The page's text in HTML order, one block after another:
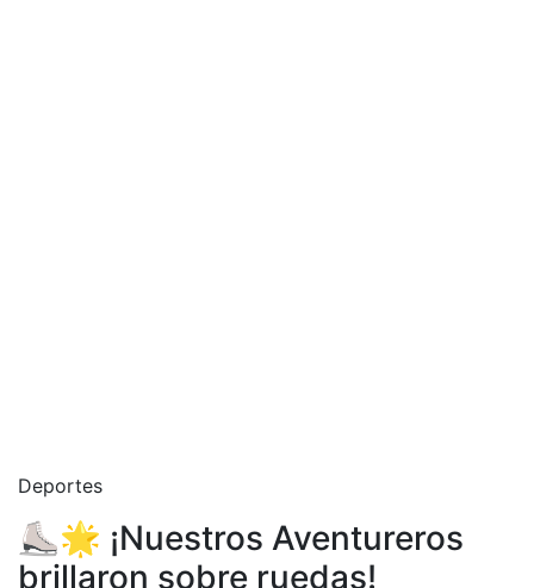
Deportes
⛸️🌟 ¡Nuestros Aventureros
brillaron sobre ruedas!